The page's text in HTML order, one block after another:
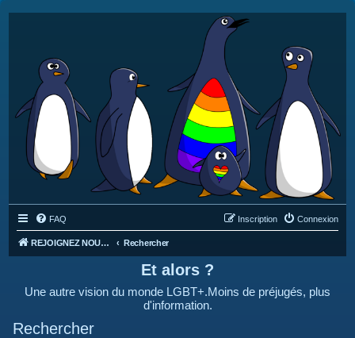
FAQ Connexion
Inscription
REJOIGNEZ NOUS SUR DISCORD : https://discord.gg/4C2Bvub Rechercher
Et alors ?
Une autre vision du monde LGBT+.Moins de préjugés, plus
d'information.
Rechercher